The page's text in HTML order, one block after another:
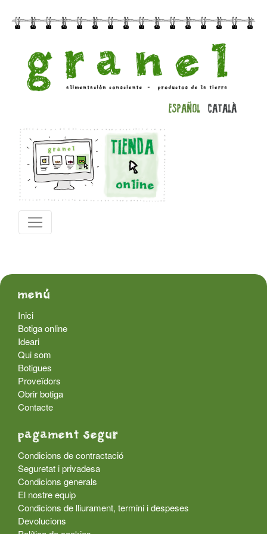
ESPAÑOL CATALÀ
menú
Inici
Botiga online
Ideari
Qui som
Botigues
Proveïdors
Obrir botiga
Contacte
pagament segur
Condicions de contractació
Seguretat i privadesa
Condicions generals
El nostre equip
Condicions de lliurament, termini i despeses
Devolucions